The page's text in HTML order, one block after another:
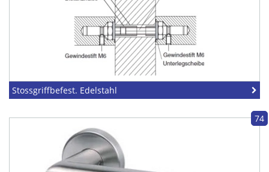
Stossgriffbefest. Edelstahl
74